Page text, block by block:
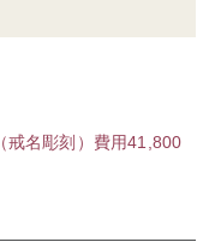
戒名彫刻）費用41,800